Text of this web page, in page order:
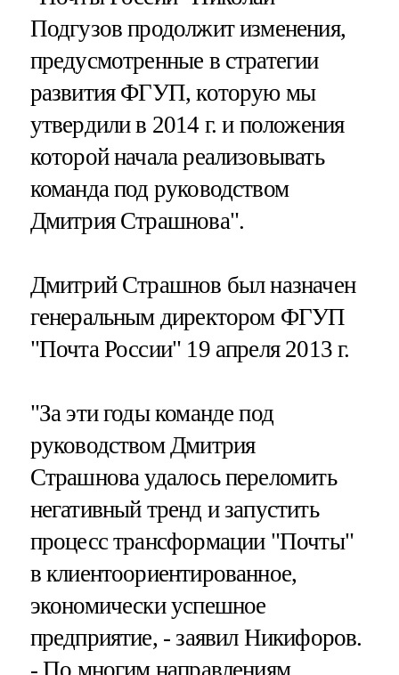
Подгузов продолжит изменения,
предусмотренные в стратегии
развития ФГУП, которую мы
утвердили в 2014 г. и положения
которой начала реализовывать
команда под руководством
Дмитрия Страшнова".
Дмитрий Страшнов был назначен
генеральным директором ФГУП
"Почта России" 19 апреля 2013 г.
"За эти годы команде под
руководством Дмитрия
Страшнова удалось переломить
негативный тренд и запустить
процесс трансформации "Почты"
в клиентоориентированное,
экономически успешное
предприятие, - заявил Никифоров.
- По многим направлениям